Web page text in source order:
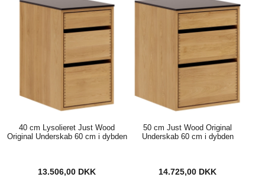
40 cm Lysolieret Just Wood
Original Underskab 60 cm i dybden
13.506,00 DKK
50 cm Just Wood Original
Underskab 60 cm i dybden
14.725,00 DKK